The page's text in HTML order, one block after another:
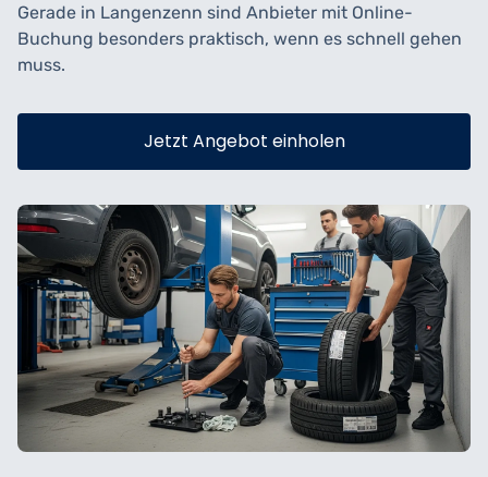
Gerade in Langenzenn sind Anbieter mit Online-
Buchung besonders praktisch, wenn es schnell gehen
muss.
Jetzt Angebot einholen